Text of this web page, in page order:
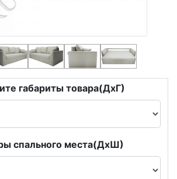
габариты товара(ДxГ)
спального места(ДxШ)